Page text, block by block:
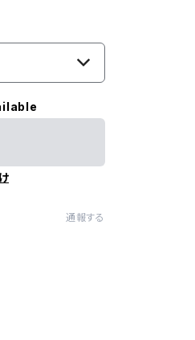
通報する